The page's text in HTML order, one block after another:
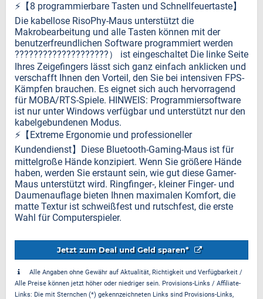
⚡️【8 programmierbare Tasten und Schnellfeuertaste】
Die kabellose RisoPhy-Maus unterstützt die
Makrobearbeitung und alle Tasten können mit der
benutzerfreundlichen Software programmiert werden
????????????????????） ist eingeschaltet Die linke Seite
Ihres Zeigefingers lässt sich ganz einfach anklicken und
verschafft Ihnen den Vorteil, den Sie bei intensiven FPS-
Kämpfen brauchen. Es eignet sich auch hervorragend
für MOBA/RTS-Spiele. HINWEIS: Programmiersoftware
ist nur unter Windows verfügbar und unterstützt nur den
kabelgebundenen Modus.
⚡️【Extreme Ergonomie und professioneller
Kundendienst】Diese Bluetooth-Gaming-Maus ist für
mittelgroße Hände konzipiert. Wenn Sie größere Hände
haben, werden Sie erstaunt sein, wie gut diese Gamer-
Maus unterstützt wird. Ringfinger-, kleiner Finger- und
Daumenauflage bieten Ihnen maximalen Komfort, die
matte Textur ist schweißfest und rutschfest, die erste
Wahl für Computerspieler.
Jetzt zum Deal und Geld sparen*
Alle Angaben ohne Gewähr auf Aktualität, Richtigkeit und Verfügbarkeit /
Alle Preise können jetzt höher oder niedriger sein. Provisions-Links / Affiliate-
Links: Die mit Sternchen (*) gekennzeichneten Links sind Provisions-Links,